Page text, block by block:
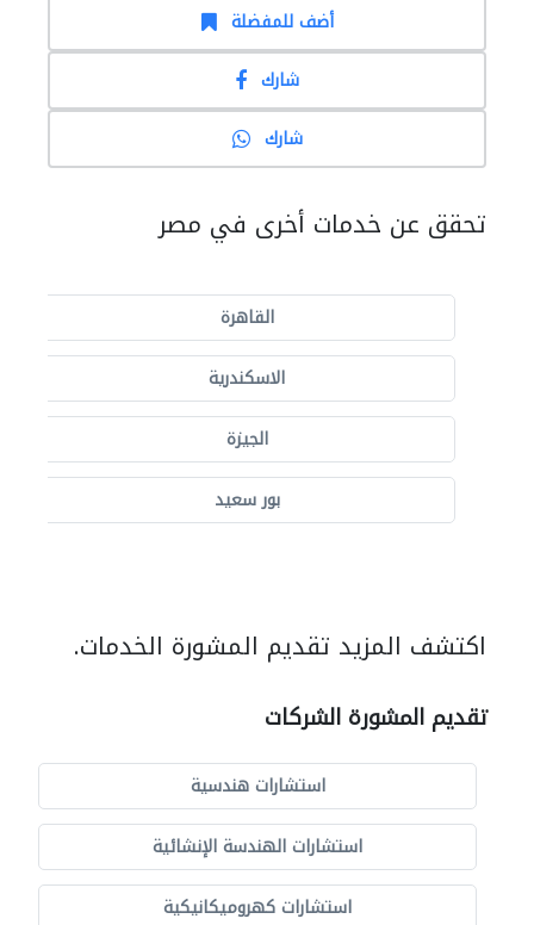
أضف للمفضلة
شارك
شارك
تحقق عن خدمات أخرى في مصر
القاهرة
الاسكندرية
الجيزة
بور سعيد
اكتشف المزيد تقديم المشورة الخدمات.
تقديم المشورة الشركات
استشارات هندسية
استشارات الهندسة الإنشائية
استشارات كهروميكانيكية